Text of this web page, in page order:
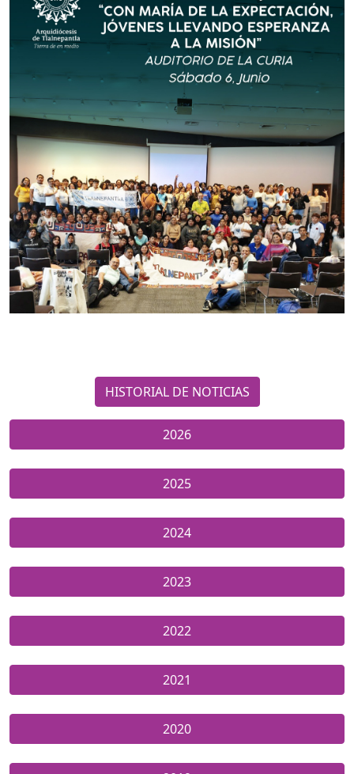
HISTORIAL DE NOTICIAS
2026
2025
2024
2023
2022
2021
2020